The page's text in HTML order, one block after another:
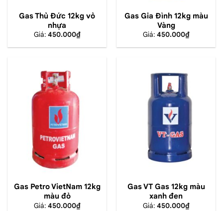
Gas Thủ Đức 12kg vỏ
nhựa
Giá: 450.000₫
Gas Gia Đình 12kg màu
Vàng
Giá: 450.000₫
Gas Petro VietNam 12kg
màu đỏ
Giá: 450.000₫
Gas VT Gas 12kg màu
xanh đen
Giá: 450.000₫